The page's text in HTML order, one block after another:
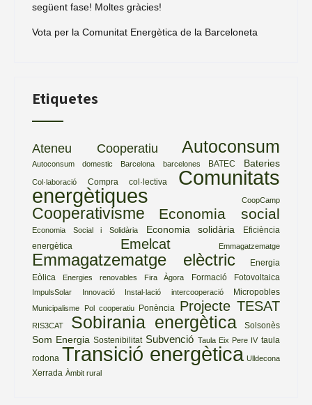
següent fase! Moltes gràcies!
Vota per la Comunitat Energètica de la Barceloneta
Etiquetes
Ateneu Cooperatiu Autoconsum
Autoconsum domestic Barcelona barcelones BATEC Bateries
Col·laboració Compra col·lectiva Comunitats
energètiques CoopCamp
Cooperativisme Economia social
Economia Social i Solidària Economia solidària
Eficiència
energètica
Emelcat Emmagatzematge
Emmagatzematge elèctric
Energia
Eòlica
Energies renovables Fira Àgora Formació Fotovoltaica
ImpulsSolar Innovació Instal·lació intercooperació Micropobles
Municipalisme Pol cooperatiu Ponència Projecte TESAT
RIS3CAT Sobirania energètica Solsonès
Som Energia Sostenibilitat Subvenció Taula Eix Pere IV taula
rodona Transició energètica Ulldecona
Xerrada Àmbit rural